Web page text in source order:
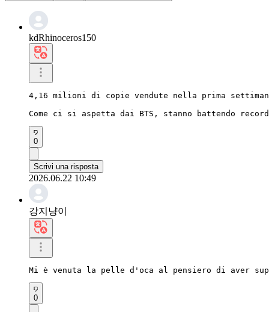
kdRhinoceros150
4,16 milioni di copie vendute nella prima
Come ci si aspetta dai BTS, stanno battendo
0
Scrivi una risposta
2026.06.22 10:49
강지냥이
Mi è venuta la pelle d'oca al pensiero di aver
0